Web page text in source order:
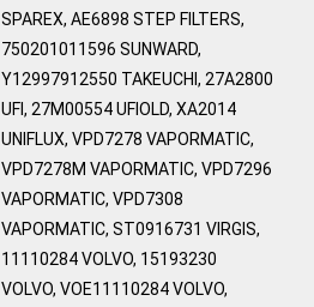
SPAREX, AE6898 STEP FILTERS,
750201011596 SUNWARD,
Y12997912550 TAKEUCHI, 27A2800
UFI, 27M00554 UFIOLD, XA2014
UNIFLUX, VPD7278 VAPORMATIC,
VPD7278M VAPORMATIC, VPD7296
VAPORMATIC, VPD7308
VAPORMATIC, ST0916731 VIRGIS,
11110284 VOLVO, 15193230
VOLVO, VOE11110284 VOLVO,